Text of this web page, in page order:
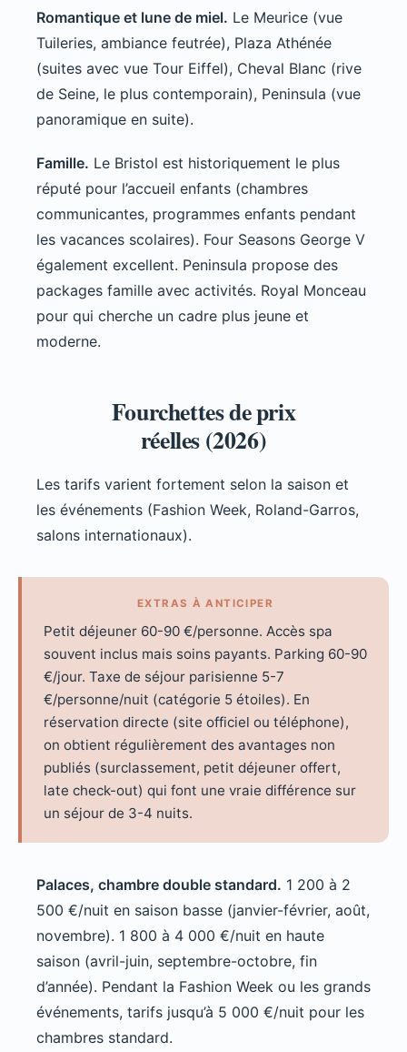
Romantique et lune de miel. Le Meurice (vue
Tuileries, ambiance feutrée), Plaza Athénée
(suites avec vue Tour Eiffel), Cheval Blanc (rive
de Seine, le plus contemporain), Peninsula (vue
panoramique en suite).
Famille. Le Bristol est historiquement le plus
réputé pour l’accueil enfants (chambres
communicantes, programmes enfants pendant
les vacances scolaires). Four Seasons George V
également excellent. Peninsula propose des
packages famille avec activités. Royal Monceau
pour qui cherche un cadre plus jeune et
moderne.
Fourchettes de prix
réelles (2026)
Les tarifs varient fortement selon la saison et
les événements (Fashion Week, Roland-Garros,
salons internationaux).
EXTRAS À ANTICIPER
Petit déjeuner 60-90 €/personne. Accès spa
souvent inclus mais soins payants. Parking 60-90
€/jour. Taxe de séjour parisienne 5-7
€/personne/nuit (catégorie 5 étoiles). En
réservation directe (site officiel ou téléphone),
on obtient régulièrement des avantages non
publiés (surclassement, petit déjeuner offert,
late check-out) qui font une vraie différence sur
un séjour de 3-4 nuits.
Palaces, chambre double standard. 1 200 à 2
500 €/nuit en saison basse (janvier-février, août,
novembre). 1 800 à 4 000 €/nuit en haute
saison (avril-juin, septembre-octobre, fin
d’année). Pendant la Fashion Week ou les grands
événements, tarifs jusqu’à 5 000 €/nuit pour les
chambres standard.